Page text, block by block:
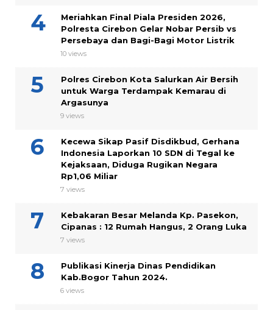
Meriahkan Final Piala Presiden 2026,
Polresta Cirebon Gelar Nobar Persib vs
Persebaya dan Bagi-Bagi Motor Listrik
10 views
Polres Cirebon Kota Salurkan Air Bersih
untuk Warga Terdampak Kemarau di
Argasunya
9 views
Kecewa Sikap Pasif Disdikbud, Gerhana
Indonesia Laporkan 10 SDN di Tegal ke
Kejaksaan, Diduga Rugikan Negara
Rp1,06 Miliar
7 views
Kebakaran Besar Melanda Kp. Pasekon,
Cipanas : 12 Rumah Hangus, 2 Orang Luka
7 views
Publikasi Kinerja Dinas Pendidikan
Kab.Bogor Tahun 2024.
6 views